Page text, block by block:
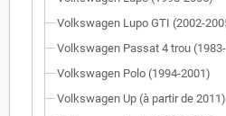
Volkswagen Lupo GTI (2002-
Volkswagen Passat 4 trou
Volkswagen Polo (1994-2001)
Volkswagen Up (à partir de 2011)